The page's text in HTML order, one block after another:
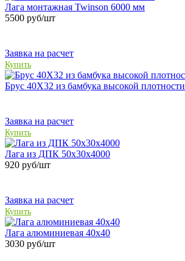
Лага монтажная Twinson 6000 мм
5500 руб/шт
Заявка на расчет
Купить
Брус 40Х32 из бамбука высокой плотности
Заявка на расчет
Купить
Лага из ДПК 50х30x4000
920 руб/шт
Заявка на расчет
Купить
Лага алюминиевая 40х40
3030 руб/шт